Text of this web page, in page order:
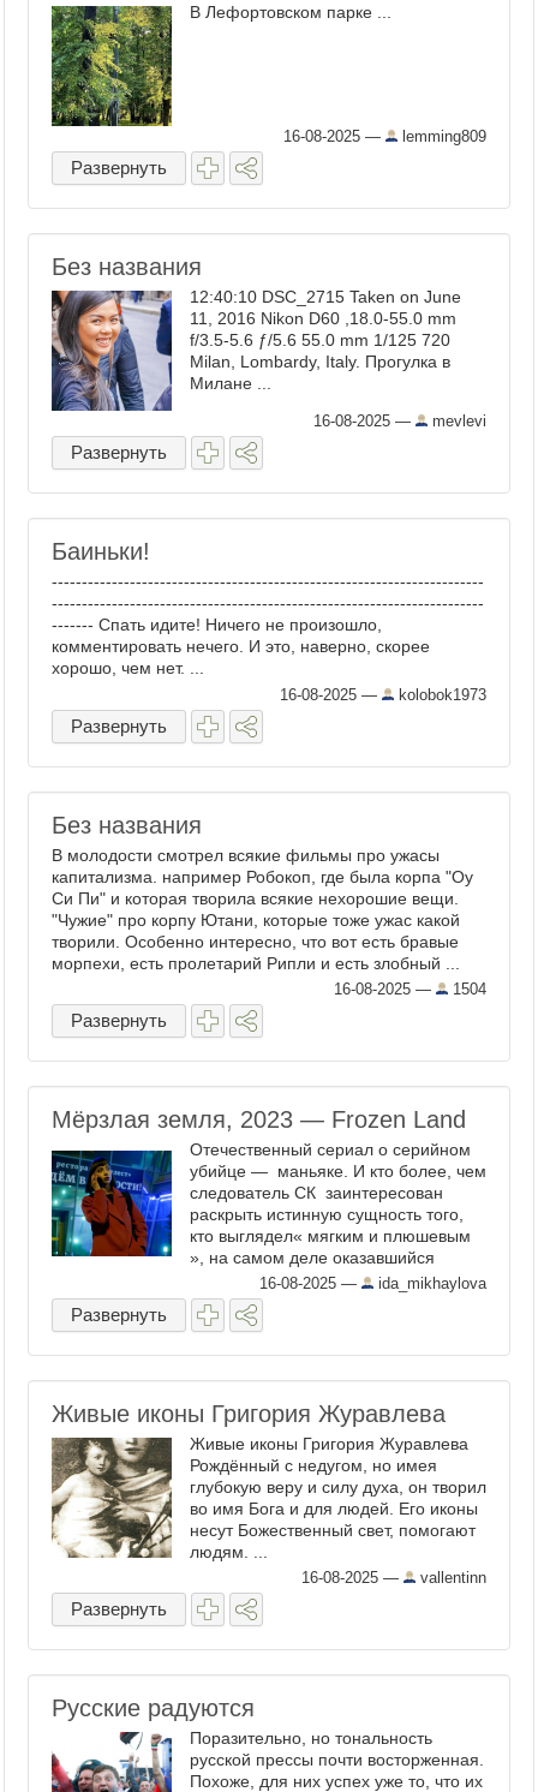
В Лефортовском парке ...
16-08-2025 — lemming809
Развернуть
Без названия
12:40:10 DSC_2715 Taken on June
11, 2016 Nikon D60 ,18.0-55.0 mm
f/3.5-5.6 ƒ/5.6 55.0 mm 1/125 720
Milan, Lombardy, Italy. Прогулка в
Милане ...
16-08-2025 — mevlevi
Развернуть
Баиньки!
------------------------------------------------------------------------
------------------------------------------------------------------------
------- Спать идите! Ничего не произошло,
комментировать нечего. И это, наверно, скорее
хорошо, чем нет. ...
16-08-2025 — kolobok1973
Развернуть
Без названия
В молодости смотрел всякие фильмы про ужасы
капитализма. например Робокоп, где была корпа "Оу
Си Пи" и которая творила всякие нехорошие вещи.
"Чужие" про корпу Ютани, которые тоже ужас какой
творили. Особенно интересно, что вот есть бравые
морпехи, есть пролетарий Рипли и есть злобный ...
16-08-2025 — 1504
Развернуть
Мёрзлая земля, 2023 — Frozen Land
Отечественный сериал о серийном
убийце — маньяке. И кто более, чем
следователь СК заинтересован
раскрыть истинную сущность того,
кто выглядел« мягким и плюшевым
», на самом деле оказавшийся
злодеем. А каким образом всё
развивалось и происходило шаг за
шагом, расскажут и ...
16-08-2025 — ida_mikhaylova
Развернуть
Живые иконы Григория Журавлева
Живые иконы Григория Журавлева
Рождённый с недугом, но имея
глубокую веру и силу духа, он творил
во имя Бога и для людей. Его иконы
несут Божественный свет, помогают
людям. ...
16-08-2025 — vallentinn
Развернуть
Русские радуются
Поразительно, но тональность
русской прессы почти восторженная.
Похоже, для них успех уже то, что их